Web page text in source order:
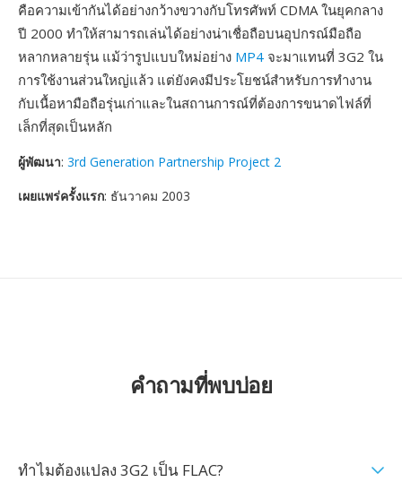
คือความเข้ากันได้อย่างกว้างขวางกับโทรศัพท์ CDMA ในยุคกลาง
ปี 2000 ทำให้สามารถเล่นได้อย่างน่าเชื่อถือบนอุปกรณ์มือถือ
หลากหลายรุ่น แม้ว่ารูปแบบใหม่อย่าง MP4 จะมาแทนที่ 3G2 ใน
การใช้งานส่วนใหญ่แล้ว แต่ยังคงมีประโยชน์สำหรับการทำงาน
กับเนื้อหามือถือรุ่นเก่าและในสถานการณ์ที่ต้องการขนาดไฟล์ที่
เล็กที่สุดเป็นหลัก
ผู้พัฒนา: 3rd Generation Partnership Project 2
เผยแพร่ครั้งแรก: ธันวาคม 2003
คำถามที่พบบ่อย
ทำไมต้องแปลง 3G2 เป็น FLAC?